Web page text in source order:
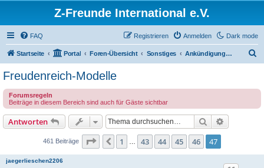
Z-Freunde International e.V.
Dark mode
FAQ Anmelden
Registrieren
Startseite Portal Foren-Übersicht Sonstiges Ankündigungen und Neuigkeiten
e
Freudenreich-Modelle
Forumsregeln
Beiträge in diesem Bereich sind auch für Gäste sichtbar
Antworten Suche
461 Beiträge Seite 47 von47
Vorherige
1 43 44 45 46 47
jaegerlieschen2206